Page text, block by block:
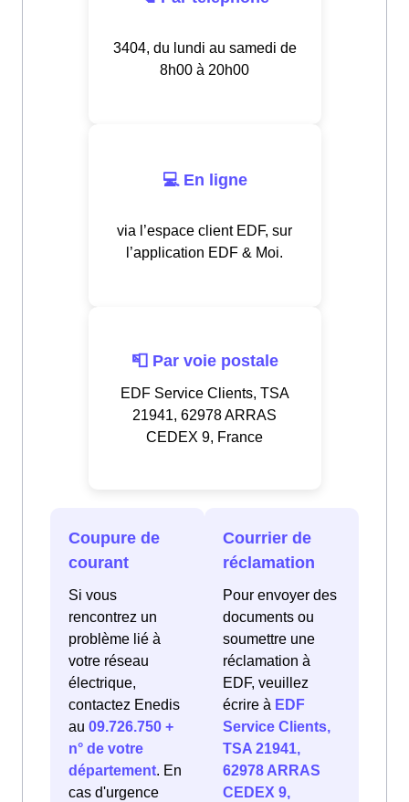
3404, du lundi au samedi de
8h00 à 20h00
💻 En ligne
via l’espace client EDF, sur
l’application EDF & Moi.
📮 Par voie postale
EDF Service Clients, TSA
21941, 62978 ARRAS
CEDEX 9, France
Coupure de
courant
Si vous
rencontrez un
problème lié à
votre réseau
électrique,
contactez Enedis
au 09.726.750 +
n° de votre
département. En
cas d'urgence
Courrier de
réclamation
Pour envoyer des
documents ou
soumettre une
réclamation à
EDF, veuillez
écrire à EDF
Service Clients,
TSA 21941,
62978 ARRAS
CEDEX 9,